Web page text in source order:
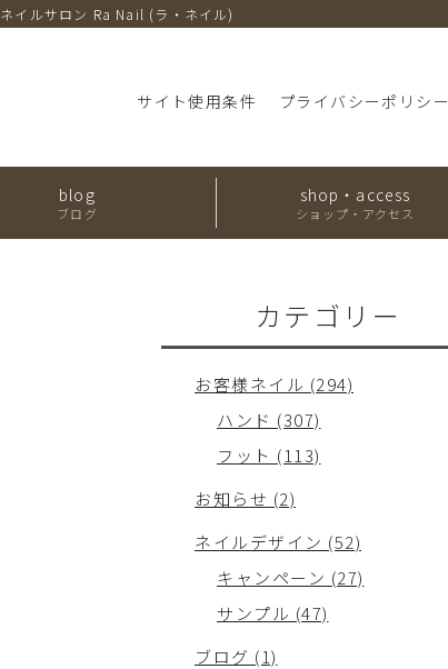
ネイルサロン Ra Nail (ラ・ネイル)
サイト使用条件 プライバシーポリシー
blog
ブログ
shop・access
ショップ・アクセス
カテゴリー
お客様ネイル (294)
ハンド (307)
フット (113)
お知らせ (2)
ネイルデザイン (52)
キャンペーン (27)
サンプル (47)
ブログ (1)